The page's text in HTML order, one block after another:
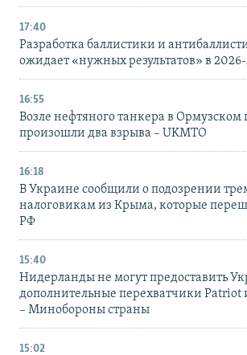
17:40
Разработка баллистики и
ожидает «нужных результатов» в 2026-
16:55
Возле нефтяного танкера в Ормузском
произошли два взрыва – UKMTO
16:18
В Украине сообщили о подозрении
налоговикам из Крыма, которые
РФ
15:40
Нидерланды не могут предоставить
дополнительные перехватчики Patriot
– Минобороны страны
15:02